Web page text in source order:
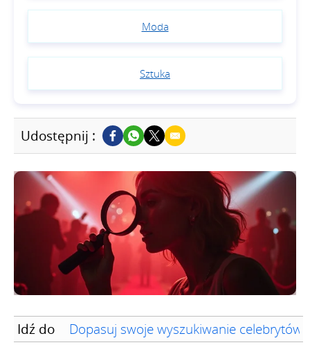
Moda
Sztuka
Udostępnij :
Idź do Dopasuj swoje wyszukiwanie celebrytów